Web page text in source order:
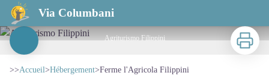
Via Columbani
Ferme l'Agricola Filippini
Agriturismo Filippini
Imprimer
>>Accueil>Hébergement>Ferme l'Agricola Filippini